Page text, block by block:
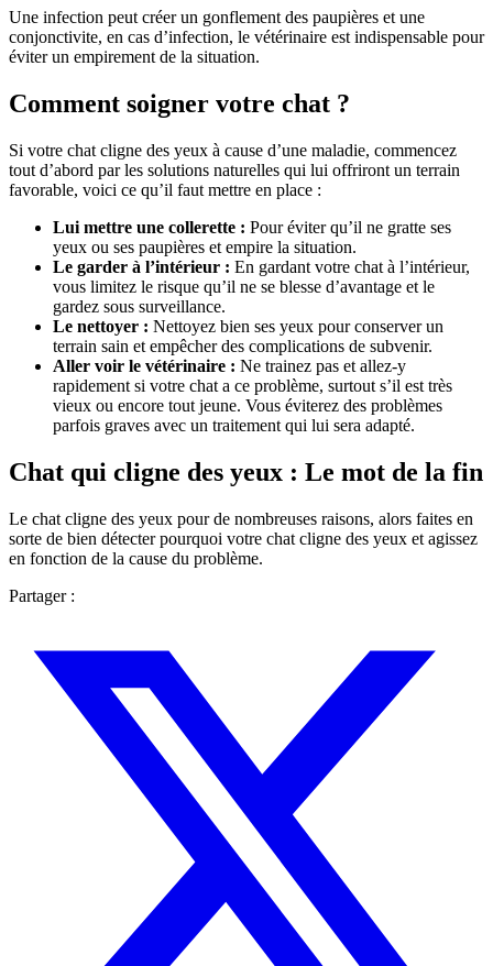
Une infection peut créer un gonflement des paupières et une
conjonctivite, en cas d’infection, le vétérinaire est indispensable pour
éviter un empirement de la situation.
Comment soigner votre chat ?
Si votre chat cligne des yeux à cause d’une maladie, commencez
tout d’abord par les solutions naturelles qui lui offriront un terrain
favorable, voici ce qu’il faut mettre en place :
Lui mettre une collerette : Pour éviter qu’il ne gratte ses
yeux ou ses paupières et empire la situation.
Le garder à l’intérieur : En gardant votre chat à l’intérieur,
vous limitez le risque qu’il ne se blesse d’avantage et le
gardez sous surveillance.
Le nettoyer : Nettoyez bien ses yeux pour conserver un
terrain sain et empêcher des complications de subvenir.
Aller voir le vétérinaire : Ne trainez pas et allez-y
rapidement si votre chat a ce problème, surtout s’il est très
vieux ou encore tout jeune. Vous éviterez des problèmes
parfois graves avec un traitement qui lui sera adapté.
Chat qui cligne des yeux : Le mot de la fin
Le chat cligne des yeux pour de nombreuses raisons, alors faites en
sorte de bien détecter pourquoi votre chat cligne des yeux et agissez
en fonction de la cause du problème.
Partager :